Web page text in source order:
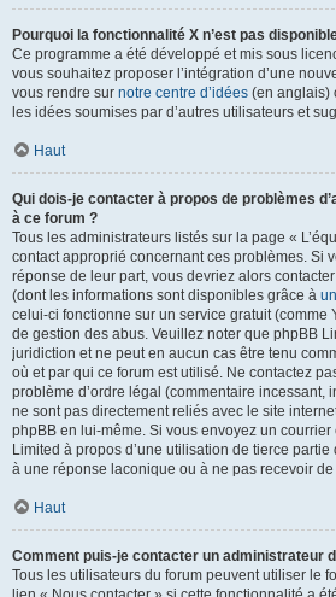
Pourquoi la fonctionnalité X n’est pas
Ce programme a été développé et mis sous
vous souhaitez proposer l’intégration d’une
vous rendre sur notre centre d’idées (en anglais)
les idées soumises par d’autres utilisateurs et
Haut
Qui dois-je contacter à propos de problèmes
à ce forum ?
Tous les administrateurs listés sur la page «
contact approprié concernant ces problèmes. Si
réponse de leur part, vous devriez alors
(dont les informations sont disponibles grâce à
celui-ci fonctionne sur un service gratuit (comme
de gestion des abus. Veuillez noter que phpBB
juridiction et ne peut en aucun cas être tenu
où et par qui ce forum est utilisé. Ne contactez
problème d’ordre légal (commentaire incessant,
ne sont pas directement reliés avec le site
phpBB en lui-même. Si vous envoyez un
Limited à propos d’une utilisation de tierce
à une réponse laconique ou à ne pas recevoir
Haut
Comment puis-je contacter un administrateur
Tous les utilisateurs du forum peuvent utiliser le